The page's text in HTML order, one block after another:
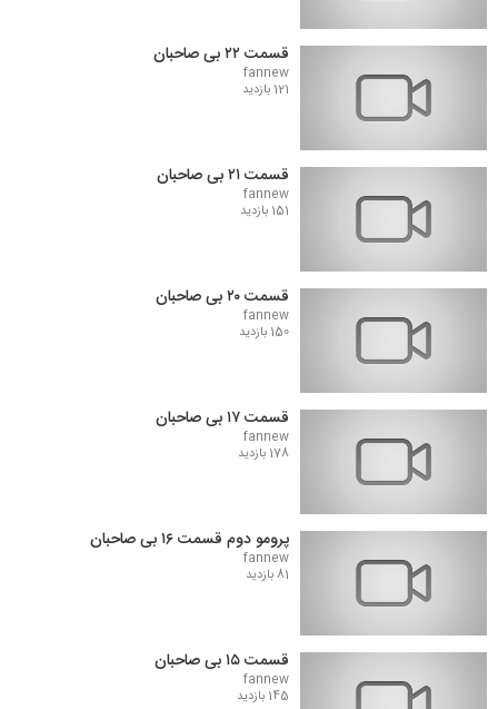
قسمت ۲۲ بی صاحبان
fannew
121 بازدید
قسمت ۲۱ بی صاحبان
fannew
151 بازدید
قسمت ۲۰ بی صاحبان
fannew
150 بازدید
قسمت ۱۷ بی صاحبان
fannew
178 بازدید
پرومو دوم قسمت ۱۶ بی صاحبان
fannew
81 بازدید
قسمت ۱۵ بی صاحبان
fannew
145 بازدید